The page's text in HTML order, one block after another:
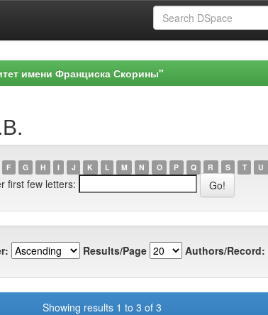
имени Франциска Скорины"
F G H I J K L M N O P Q R S T U
first few letters:
Results/Page Authors/Record:
Showing results 1 to 3 of 3